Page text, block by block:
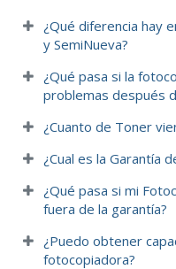
¿Qué diferencia hay
y SemiNueva?
¿Qué pasa si la
problemas después
¿Cuanto de Toner
¿Cual es la Garantía
¿Qué pasa si mi
fuera de la garantía?
¿Puedo obtener
fotocopiadora?